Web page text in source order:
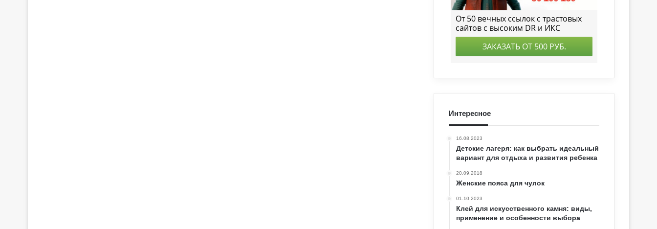
Интересное
16.08.2023
Детские лагеря: как выбрать идеальный
вариант для отдыха и развития ребенка
20.09.2018
Женские пояса для чулок
01.10.2023
Клей для искусственного камня: виды,
применение и особенности выбора